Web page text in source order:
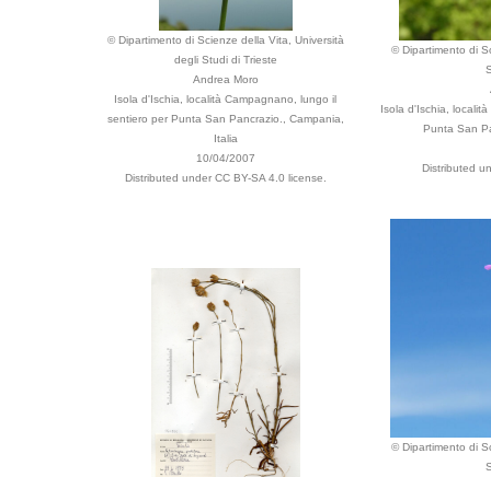
© Dipartimento di Scienze della Vita, Università
degli Studi di Trieste
Andrea Moro
Isola d'Ischia, località Campagnano, lungo il
sentiero per Punta San Pancrazio., Campania,
Italia
10/04/2007
Distributed under CC BY-SA 4.0 license.
© Dipartimento di
Isola d'Ischia,
Punta San
Distributed
© Dipartimento di